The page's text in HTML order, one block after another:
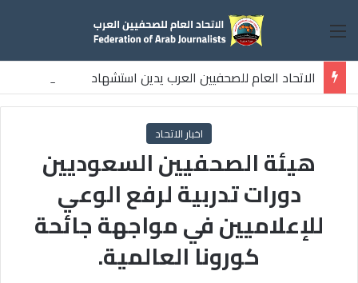
القائمة
الاتحاد العام للصحفيين العرب يدين استشهاد
ثلاثة صحفيين فلسطينيين باستهداف إسرائيلي وسط قطاع غزة
اخبار الاتحاد
هيئة الصحفيين السعوديين
دورات تدربية لرفع الوعي
للإعلاميين في مواجهة جائحة
كورونا العالمية.